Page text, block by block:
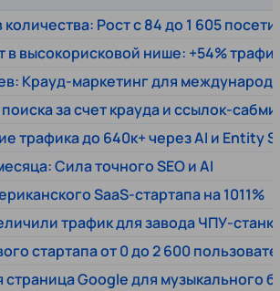
Рост с 84 до 1 605
в высокорисковой нише: +54%
Крауд-маркетинг для
поиска за счет крауда и ссылок-
трафика до 640к+ через AI и Entity
Сила точного SEO и AI
SaaS-стартапа на 1011%
трафик для завода ЧПУ-
стартапа от 0 до 2 600
страница Google для музыкального